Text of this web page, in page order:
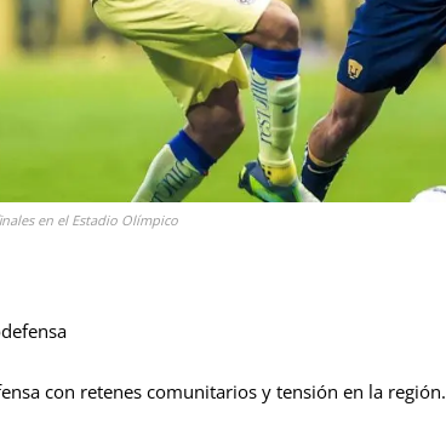
en el Estadio Olímpico
con retenes comunitarios y tensión en la región.